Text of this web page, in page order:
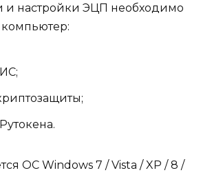
и настройки ЭЦП необходимо
компьютер:
ОС Windows 7 / Vista / XP / 8 /